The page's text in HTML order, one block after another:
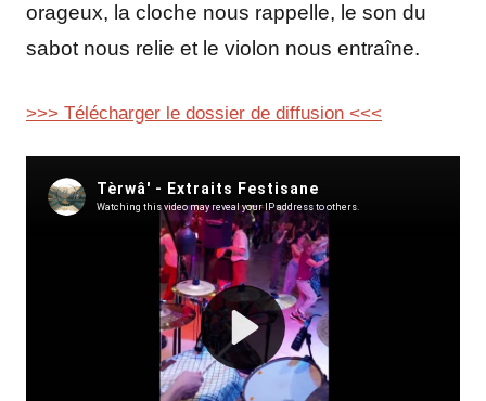
orageux, la cloche nous rappelle, le son du
sabot nous relie et le violon nous entraîne.
>>> Télécharger le dossier de diffusion <<<